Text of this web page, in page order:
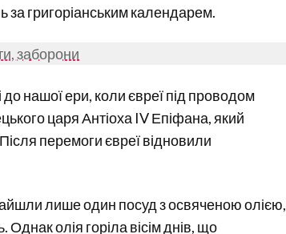
за григоріанським календарем.
заборони
до нашої ери, коли євреї під проводом
царя Антіоха IV Епіфана, який
перемоги євреї відновили
лише один посуд з освяченою олією,
олія горіла вісім днів, що